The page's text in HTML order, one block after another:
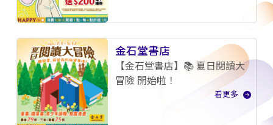
金石堂書店
【金石堂書店】📚 夏日閱讀大
冒險 開始啦！
看更多